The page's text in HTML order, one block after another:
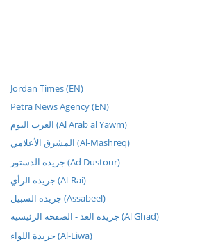
Jordan Times (EN)
Petra News Agency (EN)
العرب اليوم (Al Arab al Yawm)
المشرق الأعلامي (Al-Mashreq)
جريدة الدستور (Ad Dustour)
جريدة الرأي (Al-Rai)
جريدة السبيل (Assabeel)
جريدة الغد - الصفحة الرئيسية (Al Ghad)
جريدة اللواء (Al-Liwa)